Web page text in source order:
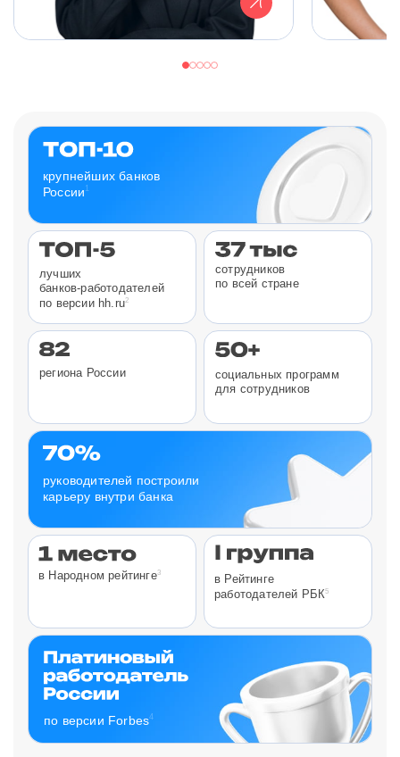
крупнейших банков
России 1
лучших
банков-работодателей
по версии hh.ru2
сотрудников
по всей стране
региона России
социальных программ
для сотрудников
руководителей построили
карьеру внутри банка
в Народном рейтинге3
по версии Forbes4
в Рейтинге
работодателей РБК5